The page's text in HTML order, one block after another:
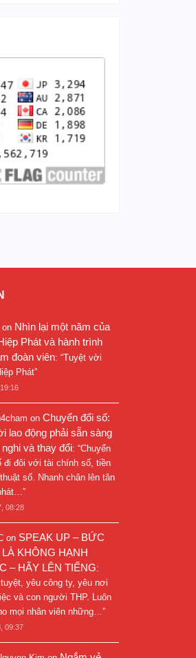
on Nhìn lại một năm của
Phát và hành trình
đoàn viên: “Tuyệt vời
Phát”
on Chuyển đổi số:
lao động phải sẵn sàng
và thay đổi: “Chuyển
đi đôi với tài chính số, tiền
số. Nhanh chân lên tân
”
08:28
on SPEAK UP – BỨC
LÀ KHÔNG HẠNH
– HÃY LÊN TIẾNG:
yêu công ty, yêu nơi
và con người THP. Luôn
mọi nhân viên những… ”
09:37